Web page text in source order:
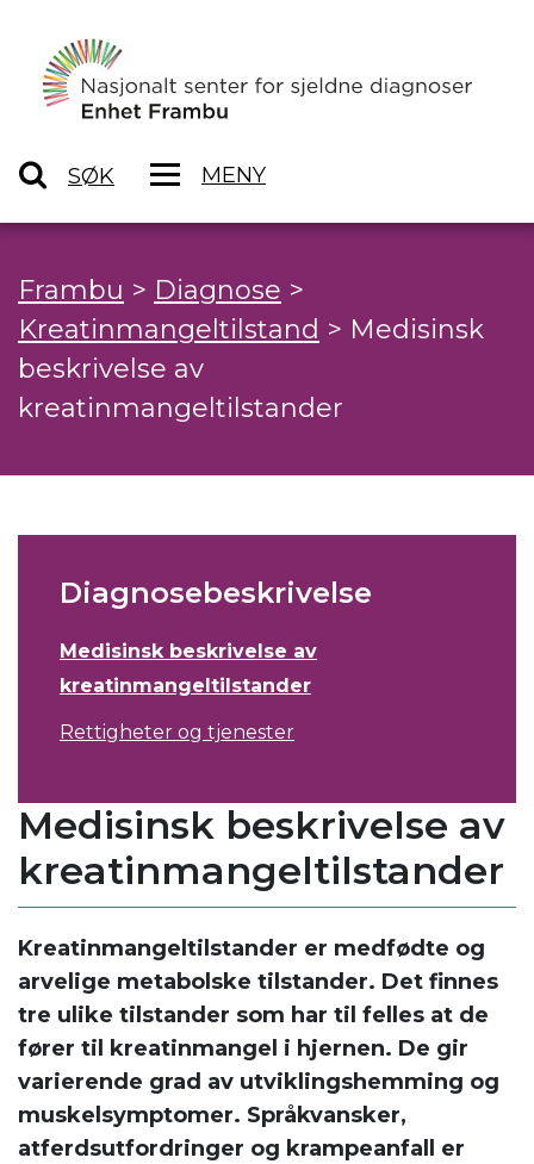
SØK MENY
Frambu > Diagnose >
Kreatinmangeltilstand > Medisinsk
beskrivelse av
kreatinmangeltilstander
Diagnosebeskrivelse
Medisinsk beskrivelse av
kreatinmangeltilstander
Rettigheter og tjenester
Medisinsk beskrivelse av
kreatinmangeltilstander
Kreatinmangeltilstander er medfødte og
arvelige metabolske tilstander. Det finnes
tre ulike tilstander som har til felles at de
fører til kreatinmangel i hjernen. De gir
varierende grad av utviklingshemming og
muskelsymptomer. Språkvansker,
atferdsutfordringer og krampeanfall er